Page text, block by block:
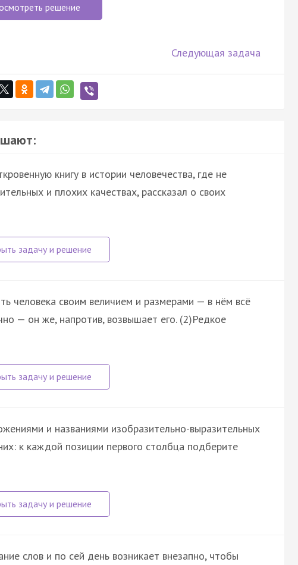
решение
Следующая задача
книгу в истории человечества, где не
и плохих качествах, рассказал о своих
человека своим величием и размерами — в нём всё
— он же, напротив, возвышает его. (2)Редкое
и названиями изобразительно-выразительных
к каждой позиции первого столбца подберите
слов и по сей день возникает внезапно, чтобы